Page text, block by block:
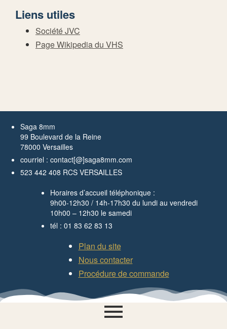
Liens utiles
Société JVC
Page Wikipedia du VHS
Saga 8mm
99 Boulevard de la Reine
78000 Versailles
courriel : contact[@]saga8mm.com
523 442 408 RCS VERSAILLES
Horaires d’accueil téléphonique :
9h00-12h30 / 14h-17h30 du lundi au vendredi
10h00 – 12h30 le samedi
tél : 01 83 62 83 13
Plan du site
Nous contacter
Procédure de commande